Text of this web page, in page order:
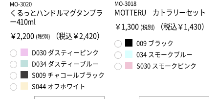
MO-3020
くるっとハンドルマグタンブラ
ー410ml
￥2,200 (税別) （税込￥2,420）
D030 ダスティーピンク
D034 ダスティーブルー
S009 チャコールブラック
S044 オフホワイト
MO-3018
MOTTERU カトラリーセット
￥1,300 (税別) （税込￥1,430）
009 ブラック
034 スモークブルー
S030 スモークピンク